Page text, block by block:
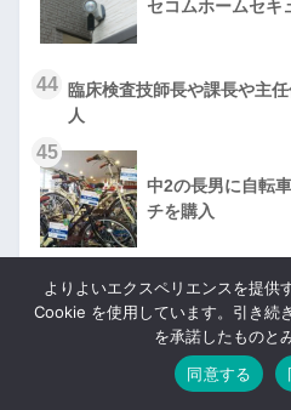
セコムホームセキ
44 臨床検査技師長や課長や主
人
45
中2の長男に自転
チを購入
レオハウス間取り
後悔
よりよいエクスペリエンスを提供
Cookie を使用しています。引き続
を承諾したものと
同意する